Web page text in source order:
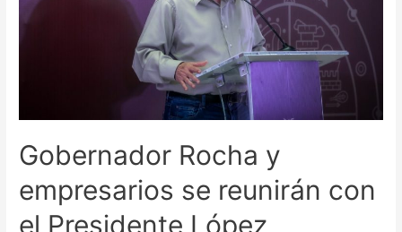
Gobernador Rocha y
empresarios se reunirán con
el Presidente López